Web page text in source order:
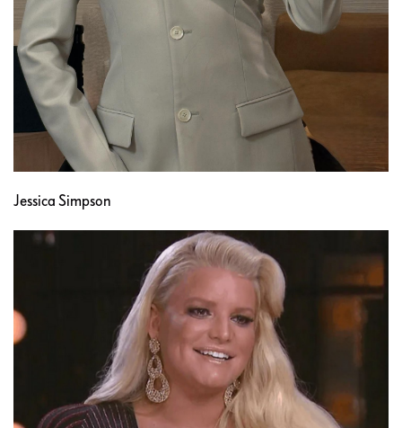
Jessica Simpson